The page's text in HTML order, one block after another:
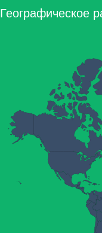
Географическое